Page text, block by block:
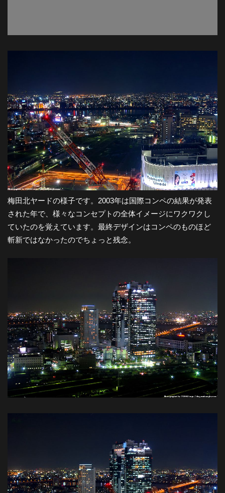
梅田北ヤードの様子です。2003年は国際コンペの結果が発表
された年で、様々なコンセプトの全体イメージにワクワクし
ていたのを覚えています。最終デザインはコンペのものほど
斬新ではなかったのでちょっと残念。